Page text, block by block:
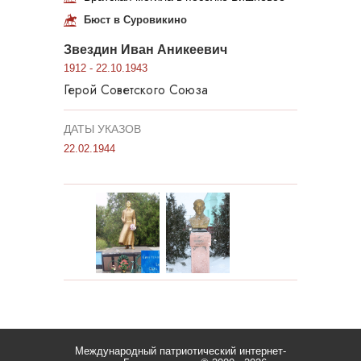
Бюст в Суровикино
Звездин Иван Аникеевич
1912 - 22.10.1943
Герой Советского Союза
ДАТЫ УКАЗОВ
22.02.1944
Международный патриотический интернет-